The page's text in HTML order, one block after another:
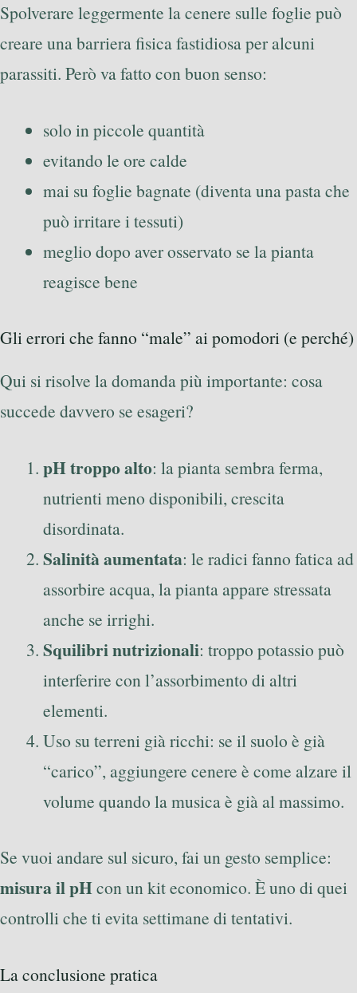
Spolverare leggermente la cenere sulle foglie può
creare una barriera fisica fastidiosa per alcuni
parassiti. Però va fatto con buon senso:
solo in piccole quantità
evitando le ore calde
mai su foglie bagnate (diventa una pasta che
può irritare i tessuti)
meglio dopo aver osservato se la pianta
reagisce bene
Gli errori che fanno “male” ai pomodori (e perché)
Qui si risolve la domanda più importante: cosa
succede davvero se esageri?
pH troppo alto: la pianta sembra ferma,
nutrienti meno disponibili, crescita
disordinata.
Salinità aumentata: le radici fanno fatica ad
assorbire acqua, la pianta appare stressata
anche se irrighi.
Squilibri nutrizionali: troppo potassio può
interferire con l’assorbimento di altri
elementi.
Uso su terreni già ricchi: se il suolo è già
“carico”, aggiungere cenere è come alzare il
volume quando la musica è già al massimo.
Se vuoi andare sul sicuro, fai un gesto semplice:
misura il pHcon un kit economico. È uno di quei
controlli che ti evita settimane di tentativi.
La conclusione pratica